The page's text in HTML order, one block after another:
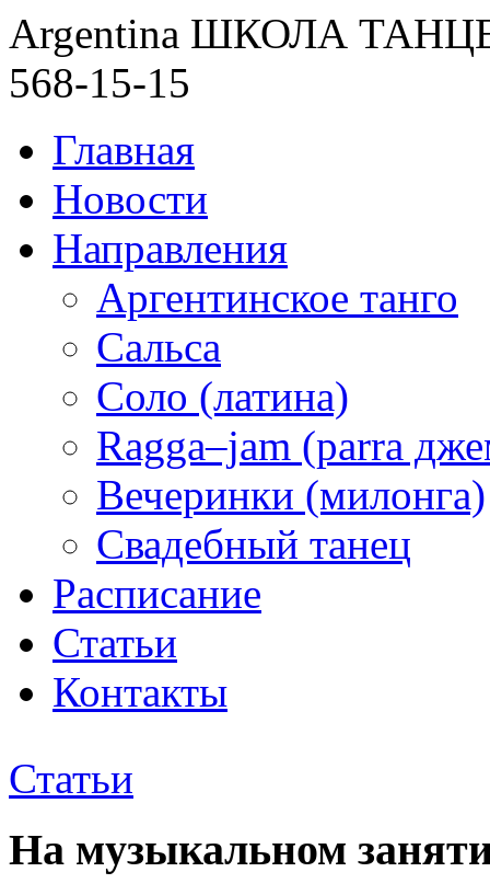
Argentina ШКОЛА
568-15-15
Главная
Новости
Направления
Аргентинское танго
Сальса
Соло (латина)
Ragga–jam (parra
Вечеринки (милонга)
Свадебный танец
Расписание
Статьи
Контакты
Статьи
На музыкальном